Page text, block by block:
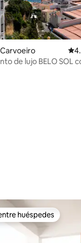
de 5, 149 reseñas
de lujo BELO SOL
huéspedes
huéspedes